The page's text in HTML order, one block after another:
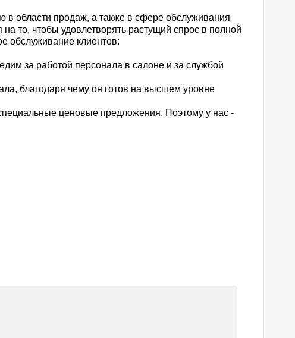
в области продаж, а также в сфере обслуживания
то, чтобы удовлетворять растущий спрос в полной
обслуживание клиентов:
за работой персонала в салоне и за службой
благодаря чему он готов на высшем уровне
ценовые предложения. Поэтому у нас -